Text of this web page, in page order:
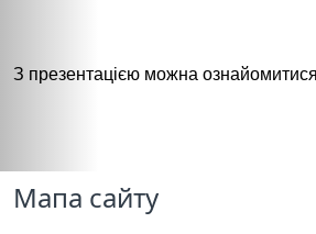
З презентацією можна
Мапа сайту